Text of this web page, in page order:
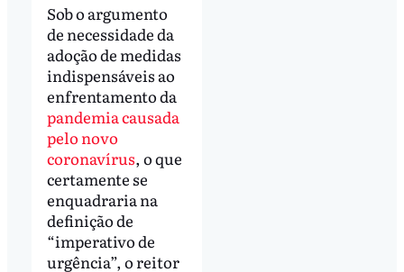
Sob o argumento
de necessidade da
adoção de medidas
indispensáveis ao
enfrentamento da
pandemia causada
pelo novo
coronavírus, o que
certamente se
enquadraria na
definição de
“imperativo de
urgência”, o reitor